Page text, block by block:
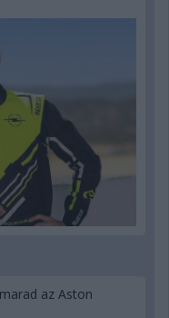
az Aston